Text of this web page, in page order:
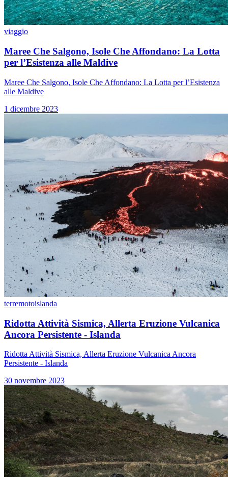
viaggio
Maree Che Salgono, Isole Che Affondano: La Lotta
per l’Esistenza alle Maldive
Maree Che Salgono, Isole Che Affondano: La Lotta per l’Esistenza
alle Maldive
1 dicembre 2023
terremotoislanda
Ridotta Attività Sismica, Allerta Eruzione Vulcanica
Ancora Persistente - Islanda
Ridotta Attività Sismica, Allerta Eruzione Vulcanica Ancora
Persistente - Islanda
30 novembre 2023